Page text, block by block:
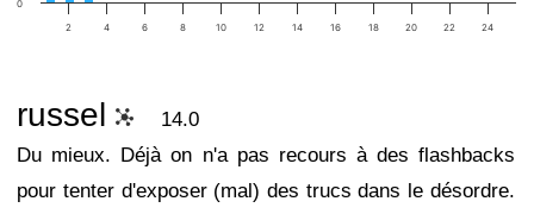
2 4 6 8 10 12 14 16 18 20 22 24
0
russel
14.0
Du mieux. Déjà on n'a pas recours à des flashbacks
pour tenter d'exposer (mal) des trucs dans le désordre.